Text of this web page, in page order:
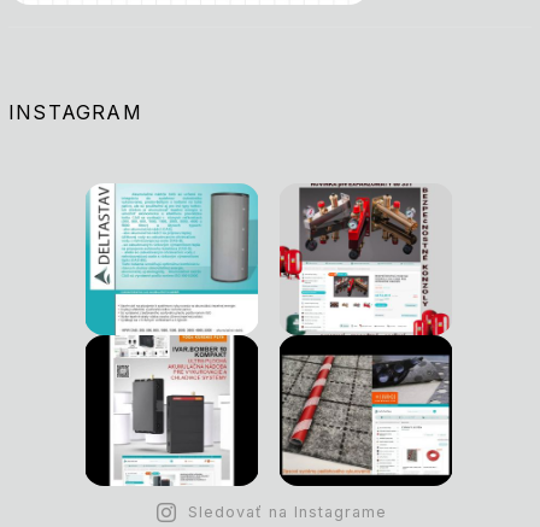
INSTAGRAM
Sledovať na Instagrame